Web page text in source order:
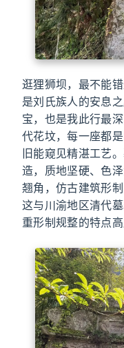
逛狸狮坝，最不能
是刘氏族人的安息
宝，也是我此行最
代花坟，每一座都
旧能窥见精湛工艺
造，质地坚硬、色
翘角，仿古建筑形
这与川渝地区清代
重形制规整的特点高